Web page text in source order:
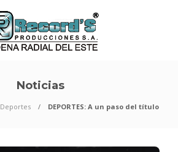
Noticias
Deportes DEPORTES: A un paso del título